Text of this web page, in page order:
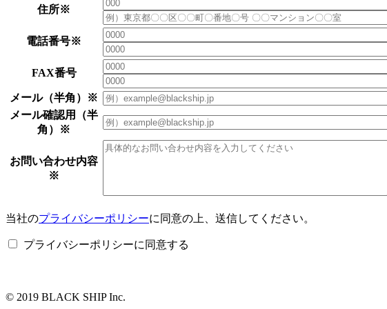
住所※
電話番号※
FAX番号
メール（半角）
※
メール確認用（半
角）
※
お問い合わせ内容
※
当社のプライバシーポリシーに同意の上、送信してください。
プライバシーポリシーに同意する
© 2019 BLACK SHIP Inc.